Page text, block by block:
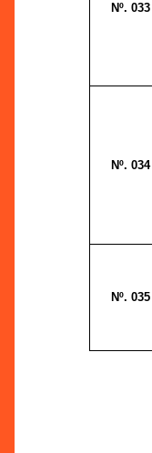
Nº. 033
Nº. 034
Nº. 035